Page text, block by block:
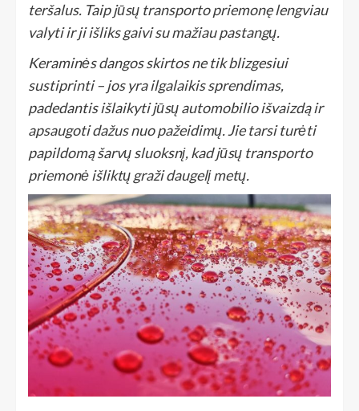
teršalus. Taip jūsų transporto priemonę lengviau
valyti ir ji išliks gaivi su mažiau pastangų.
Keraminės dangos skirtos ne tik blizgesiui
sustiprinti – jos yra ilgalaikis sprendimas,
padedantis išlaikyti jūsų automobilio išvaizdą ir
apsaugoti dažus nuo pažeidimų. Jie tarsi turėti
papildomą šarvų sluoksnį, kad jūsų transporto
priemonė išliktų graži daugelį metų.